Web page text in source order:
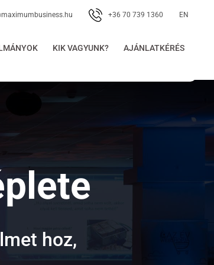
+36 70 739 1360 EN
KIK VAGYUNK? AJÁNLATKÉRÉS
hoz,